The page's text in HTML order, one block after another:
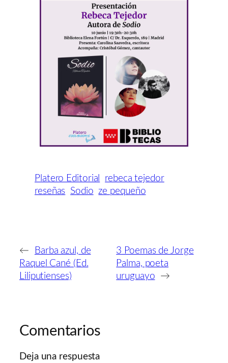
Platero Editorial
rebeca tejedor
reseñas
Sodio ze pequeño
←
Barba azul, de
Raquel Cané (Ed.
Liliputienses)
3 Poemas de Jorge
Palma, poeta
uruguayo
→
Comentarios
Deja una respuesta